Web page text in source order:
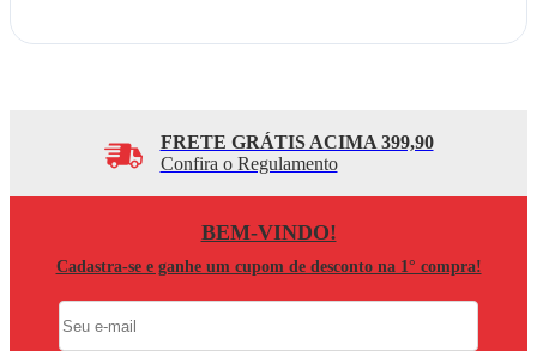
FRETE GRÁTIS ACIMA 399,90
Confira o Regulamento
BEM-VINDO!
Cadastra-se e ganhe um cupom de desconto na 1° compra!